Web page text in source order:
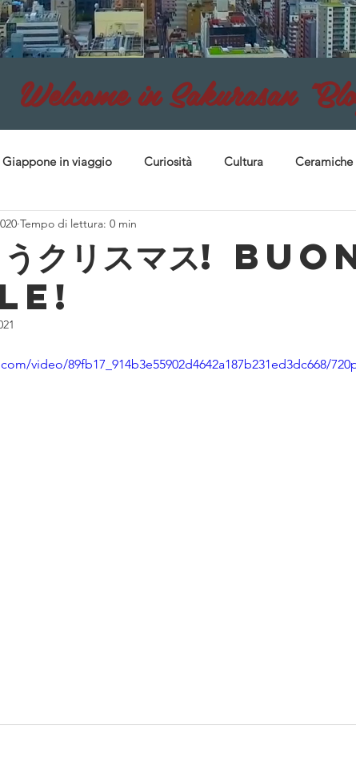
in Sakurasan
Giappone in viaggio Curiosità Cultura Ceramiche
Tessuti Avvisi
うクリスマス!
Tempo di lettura: 0 min
video/89fb17_914b3e55902d4642a187b231ed3dc668/